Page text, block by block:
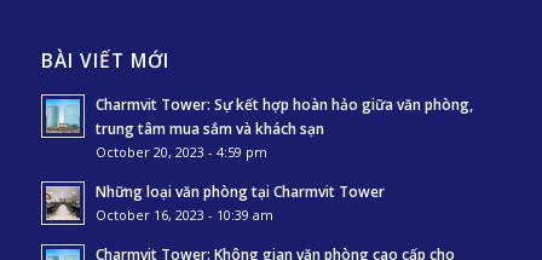
BÀI VIẾT MỚI
Charmvit Tower: Sự kết hợp hoàn hảo giữa văn phòng,
trung tâm mua sắm và khách sạn
October 20, 2023 - 4:59 pm
Những loại văn phòng tại Charmvit Tower
October 16, 2023 - 10:39 am
Charmvit Tower: Không gian văn phòng cao cấp cho